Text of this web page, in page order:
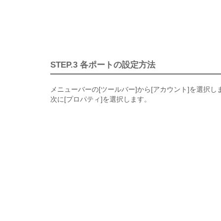
STEP.3 各ポートの設定方法
メニューバーの[ツールバー]から[アカウント]を選択し
次に[プロパティ]を選択します。